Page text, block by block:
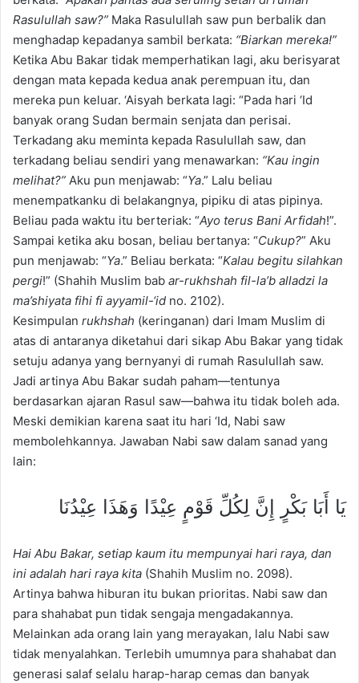
Rasulullah saw?” Maka Rasulullah saw pun berbalik dan
menghadap kepadanya sambil berkata: “Biarkan mereka!”
Ketika Abu Bakar tidak memperhatikan lagi, aku berisyarat
dengan mata kepada kedua anak perempuan itu, dan
mereka pun keluar. ‘Aisyah berkata lagi: “Pada hari ‘Id
banyak orang Sudan bermain senjata dan perisai.
Terkadang aku meminta kepada Rasulullah saw, dan
terkadang beliau sendiri yang menawarkan: “Kau ingin
melihat?” Aku pun menjawab: “Ya.” Lalu beliau
menempatkanku di belakangnya, pipiku di atas pipinya.
Beliau pada waktu itu berteriak: “Ayo terus Bani Arfidah!”.
Sampai ketika aku bosan, beliau bertanya: “Cukup?” Aku
pun menjawab: “Ya.” Beliau berkata: “Kalau begitu silahkan
pergi!” (Shahih Muslim bab ar-rukhshah fil-la’b alladzi la
ma’shiyata fihi fi ayyamil-‘id no. 2102).
Kesimpulan rukhshah (keringanan) dari Imam Muslim di
atas di antaranya diketahui dari sikap Abu Bakar yang tidak
setuju adanya yang bernyanyi di rumah Rasulullah saw.
Jadi artinya Abu Bakar sudah paham—tentunya
berdasarkan ajaran Rasul saw—bahwa itu tidak boleh ada.
Meski demikian karena saat itu hari ‘Id, Nabi saw
membolehkannya. Jawaban Nabi saw dalam sanad yang
lain:
يَا أَبَا بَكْرٍ إِنَّ لِكُلِّ قَوْمٍ عِيْدًا وَهَذَا عِيْدُنَا
Hai Abu Bakar, setiap kaum itu mempunyai hari raya, dan
ini adalah hari raya kita (Shahih Muslim no. 2098).
Artinya bahwa hiburan itu bukan prioritas. Nabi saw dan
para shahabat pun tidak sengaja mengadakannya.
Melainkan ada orang lain yang merayakan, lalu Nabi saw
tidak menyalahkan. Terlebih umumnya para shahabat dan
generasi salaf selalu harap-harap cemas dan banyak